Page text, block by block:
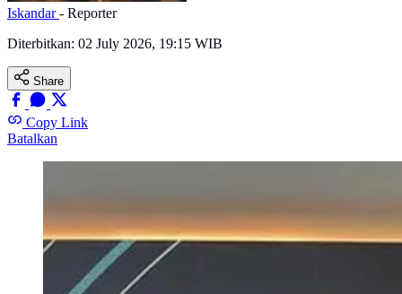
Iskandar- Reporter
Diterbitkan: 02 July 2026, 19:15 WIB
Share
Copy Link
Batalkan